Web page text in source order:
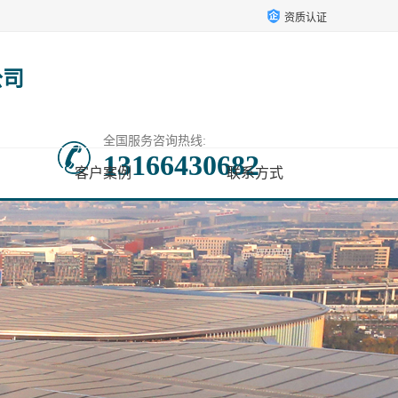
资质认证
全国服务咨询热线:
13166430682
客户案例 联系方式